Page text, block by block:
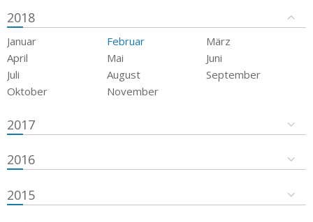
2018
Januar Februar
März
April
Mai
Juni
Juli
August
September
Oktober
November
2017
2016
2015